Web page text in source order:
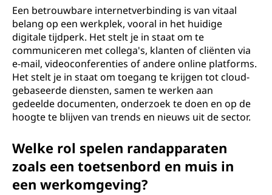
Een betrouwbare internetverbinding is van vitaal
belang op een werkplek, vooral in het huidige
digitale tijdperk. Het stelt je in staat om te
communiceren met collega's, klanten of cliënten via
e-mail, videoconferenties of andere online platforms.
Het stelt je in staat om toegang te krijgen tot cloud-
gebaseerde diensten, samen te werken aan
gedeelde documenten, onderzoek te doen en op de
hoogte te blijven van trends en nieuws uit de sector.
Welke rol spelen randapparaten
zoals een toetsenbord en muis in
een werkomgeving?